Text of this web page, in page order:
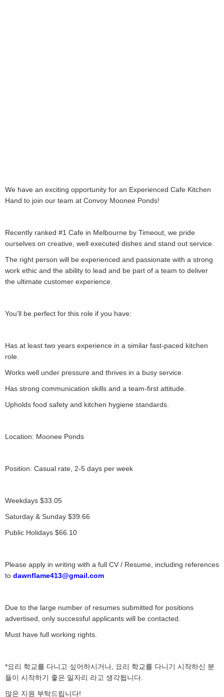
We have an exciting opportunity for an Experienced Cafe Kitchen
Hand to join our team at Convoy Moonee Ponds!
Recently ranked #1 Cafe in Melbourne by Timeout, we pride
ourselves on creative, well executed dishes and stand out service.
The right person will be experienced and passionate with a strong
work ethic and the ability to lead and be part of a team to deliver
the ultimate customer experience.
You’ll be perfect for this role if you have:
Has at least two years experience in a similar fast-paced kitchen
role.
Works well under pressure and thrives in a busy service.
Has strong communication skills and a team-first attitude.
Upholds food safety and kitchen hygiene standards.
Location: Moonee Ponds
Position: Casual rate, 2-5 days per week
Weekdays $33.05
Saturday & Sunday $39.66
Public Holidays $66.10
Please apply in writing with a full CV / Resume, including references
to dawnflame413@gmail.com
Due to the large number of resumes submitted for positions
advertised, only successful applicants will be contacted.
Must have full working rights.
*요리 학교를 다니고 싶어하시거나, 요리 학교를 다니기 시작하신 분
들이 시작하기 좋은 일자리 라고 생각됩니다.
많은 지원 부탁드립니다!